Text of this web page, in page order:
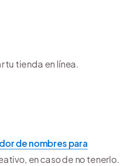
tu tienda en línea.
de nombres para
en caso de no tenerlo.